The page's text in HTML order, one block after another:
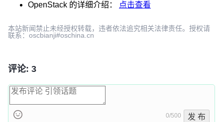
OpenStack 的详细介绍： 点击查看
本站新闻禁止未经授权转载，违者依法追究相关法律责任。授权请
联系：oscbianji#oschina.cn
评论: 3
0/500 发 布